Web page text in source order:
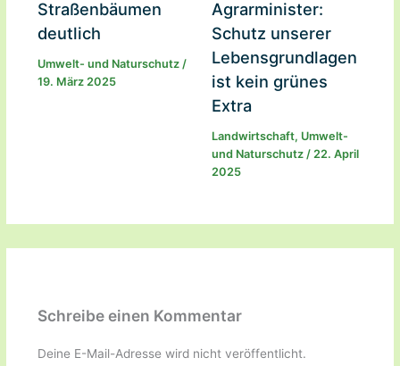
Straßenbäumen
deutlich
Umwelt- und Naturschutz/
19. März 2025
Agrarminister:
Schutz unserer
Lebensgrundlagen
ist kein grünes
Extra
Landwirtschaft, Umwelt-
und Naturschutz/ 22. April
2025
Schreibe einen Kommentar
Deine E-Mail-Adresse wird nicht veröffentlicht.